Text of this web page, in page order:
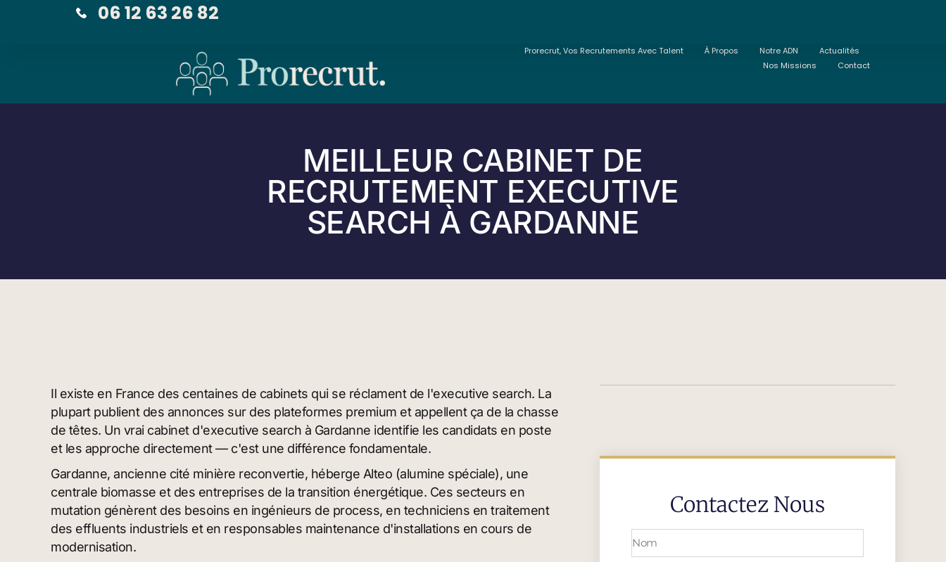
06 12 63 26 82
Prorecrut, Vos Recrutements Avec Talent À Propos Notre ADN
Actualités
Nos Missions
Contact
MEILLEUR CABINET DE
RECRUTEMENT EXECUTIVE
SEARCH À GARDANNE
Il existe en France des centaines de cabinets qui se réclament de l'executive search. La
plupart publient des annonces sur des plateformes premium et appellent ça de la chasse
de têtes. Un vrai cabinet d'executive search à Gardanne identifie les candidats en poste
et les approche directement — c'est une différence fondamentale.
Gardanne, ancienne cité minière reconvertie, héberge Alteo (alumine spéciale), une
centrale biomasse et des entreprises de la transition énergétique. Ces secteurs en
mutation génèrent des besoins en ingénieurs de process, en techniciens en traitement
des effluents industriels et en responsables maintenance d'installations en cours de
modernisation.
Contactez Nous